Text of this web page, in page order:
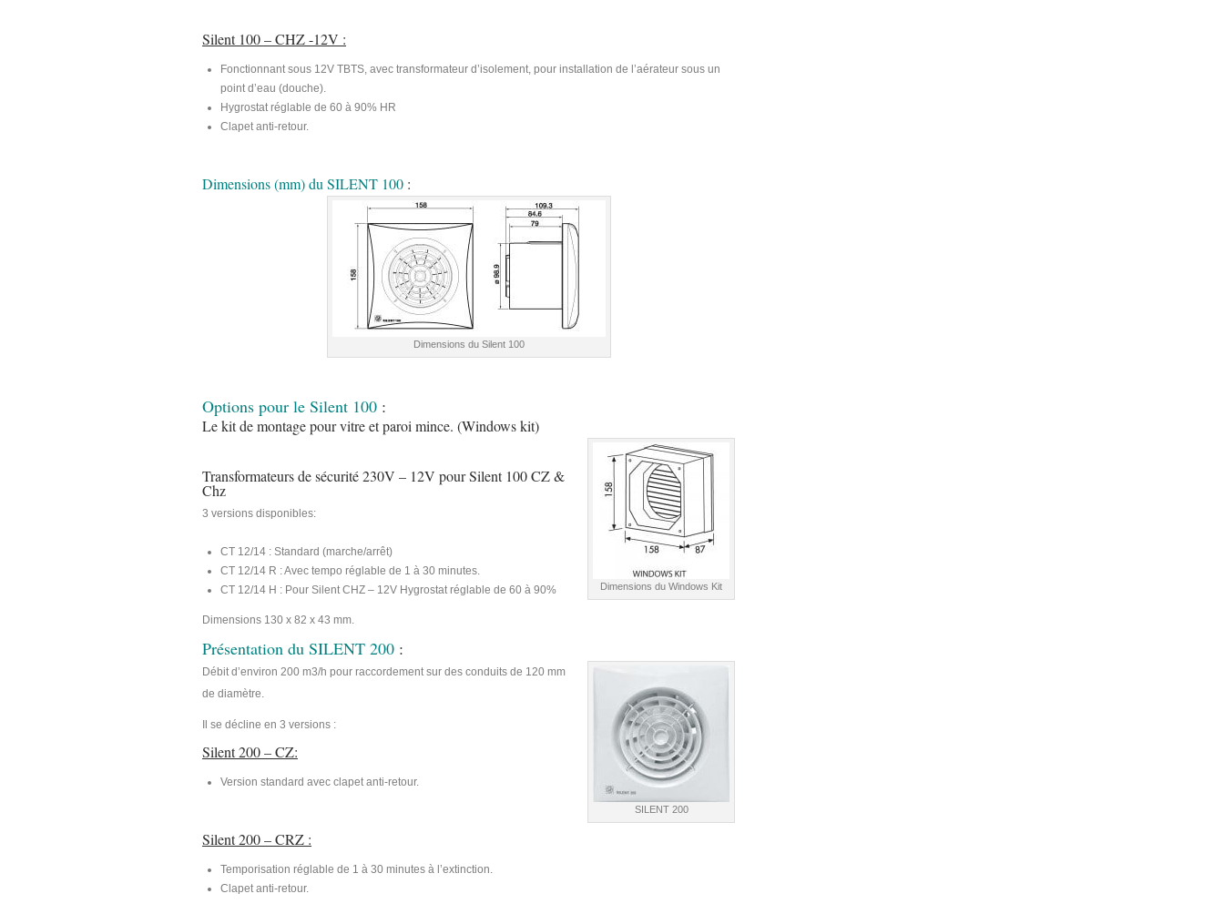
Silent 100 – CHZ -12V :
Fonctionnant sous 12V TBTS, avec transformateur d’isolement, pour installation de l’aérateur sous un
point d’eau (douche).
Hygrostat réglable de 60 à 90% HR
Clapet anti-retour.
Dimensions (mm) du SILENT 100 :
Dimensions du Silent 100
Options pour le Silent 100 :
Le kit de montage pour vitre et paroi mince. (Windows kit)
Dimensions du Windows Kit
Transformateurs de sécurité 230V – 12V pour Silent 100 CZ &
Chz
3 versions disponibles:
CT 12/14 : Standard (marche/arrêt)
CT 12/14 R : Avec tempo réglable de 1 à 30 minutes.
CT 12/14 H : Pour Silent CHZ – 12V Hygrostat réglable de 60 à 90%
Dimensions 130 x 82 x 43 mm.
Présentation du SILENT 200 :
SILENT 200
Débit d’environ 200 m3/h pour raccordement sur des conduits de 120 mm
de diamètre.
Il se décline en 3 versions :
Silent 200 – CZ:
Version standard avec clapet anti-retour.
Silent 200 – CRZ :
Temporisation réglable de 1 à 30 minutes à l’extinction.
Clapet anti-retour.